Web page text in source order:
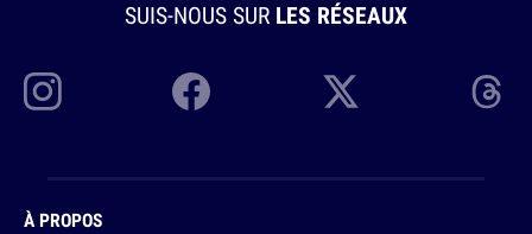
SUIS-NOUS SUR LES RÉSEAUX
À PROPOS